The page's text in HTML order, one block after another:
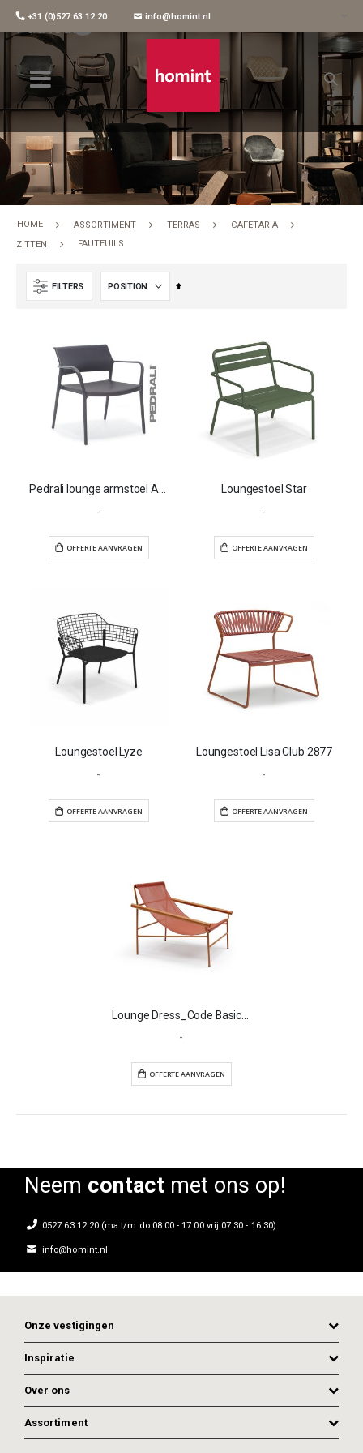
+31 (0)527 63 12 20 info@homint.nl
Fauteuils
HOME ASSORTIMENT TERRAS
CAFETARIA
ZITTEN
FAUTEUILS
FILTERS
Set
Pedrali lounge armstoel Ara 316
-
OFFERTE AANVRAGEN
Loungestoel Star
-
OFFERTE
Loungestoel Lyze
-
OFFERTE AANVRAGEN
Loungestoel Lisa Club 2877
-
-
OFFERTE AANVRAGEN
Neem contactmet ons op!
0527 63 12 20 (ma t/m do 08:00 - 17:00 vrij 07:30 - 16:30)
info@homint.nl
Onze vestigingen
Inspiratie
Over ons
Assortiment